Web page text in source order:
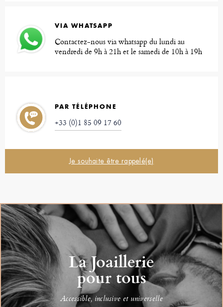
VIA WHATSAPP
Contactez-nous via whatsapp du lundi au
vendredi de 9h à 21h et le samedi de 10h à 19h
PAR TÉLÉPHONE
+33 (0)1 85 09 17 60
Je souhaite être rappelé(e)
La Joaillerie
pour tous
Accessible, inclusive et universelle